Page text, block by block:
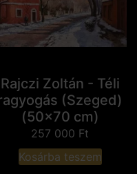
Rajczi Zoltán - Téli
(Szeged)
(50x70 cm)
257 000 Ft
Kosárba teszem